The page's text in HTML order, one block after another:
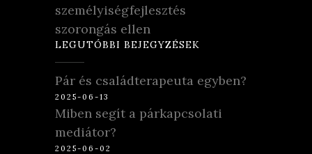
személyiségfejlesztés
szorongás ellen
LEGUTÓBBI BEJEGYZÉSEK
Pár és családterapeuta egyben?
2025-06-13
Miben segít a párkapcsolati
mediátor?
2025-06-02